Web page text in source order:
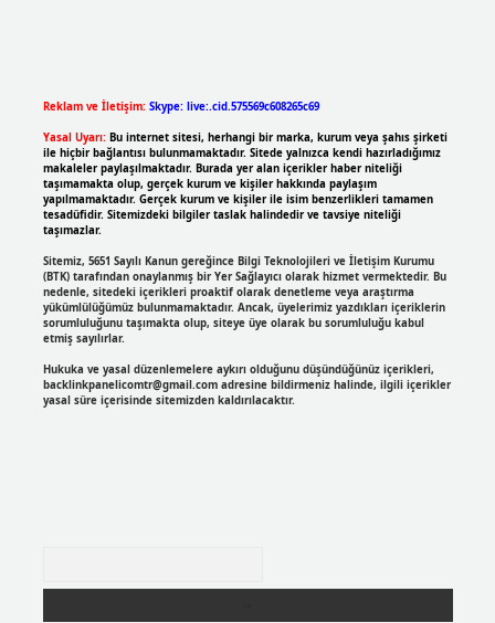
Reklam ve İletişim: Skype: live:.cid.575569c608265c69
Yasal Uyarı: Bu internet sitesi, herhangi bir marka, kurum veya şahıs şirketi
ile hiçbir bağlantısı bulunmamaktadır. Sitede yalnızca kendi hazırladığımız
makaleler paylaşılmaktadır. Burada yer alan içerikler haber niteliği
taşımamakta olup, gerçek kurum ve kişiler hakkında paylaşım
yapılmamaktadır. Gerçek kurum ve kişiler ile isim benzerlikleri tamamen
tesadüfidir. Sitemizdeki bilgiler taslak halindedir ve tavsiye niteliği
taşımazlar.
Sitemiz, 5651 Sayılı Kanun gereğince Bilgi Teknolojileri ve İletişim Kurumu
(BTK) tarafından onaylanmış bir Yer Sağlayıcı olarak hizmet vermektedir. Bu
nedenle, sitedeki içerikleri proaktif olarak denetleme veya araştırma
yükümlülüğümüz bulunmamaktadır. Ancak, üyelerimiz yazdıkları içeriklerin
sorumluluğunu taşımakta olup, siteye üye olarak bu sorumluluğu kabul
etmiş sayılırlar.
Hukuka ve yasal düzenlemelere aykırı olduğunu düşündüğünüz içerikleri,
backlinkpanelicomtr@gmail.comadresine bildirmeniz halinde, ilgili içerikler
yasal süre içerisinde sitemizden kaldırılacaktır.